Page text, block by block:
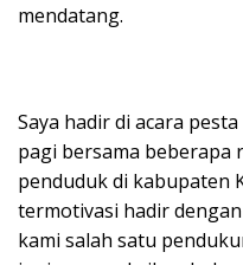
mendatang.
Saya hadir di acara
pagi bersama beberapa
penduduk di kabupaten
termotivasi hadir
kami salah satu